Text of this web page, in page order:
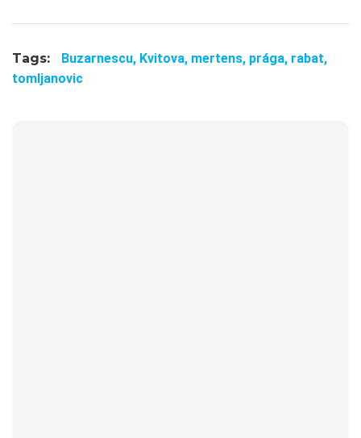
Tags: Buzarnescu, Kvitova, mertens, prága, rabat,
tomljanovic